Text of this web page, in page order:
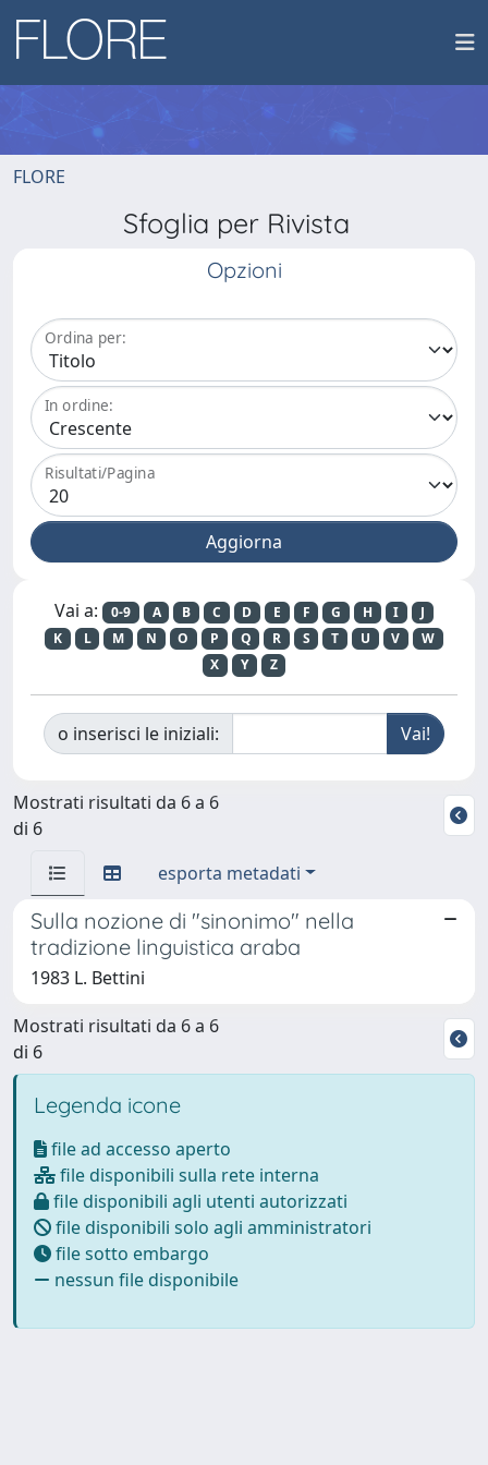
FLORE
Sfoglia per Rivista
Opzioni
Ordina per:
In ordine:
Risultati/Pagina
Vai a: 0-9 A B C D E F G H I
J
K
L M N O P Q R S T U V
W
X
Y Z
o inserisci le iniziali:
Mostrati risultati da 6 a 6
di 6
esporta metadati
Sulla nozione di "sinonimo" nella
tradizione linguistica araba
1983 L. Bettini
Mostrati risultati da 6 a 6
di 6
Legenda icone
file ad accesso aperto
file disponibili sulla rete interna
file disponibili agli utenti autorizzati
file disponibili solo agli amministratori
file sotto embargo
nessun file disponibile